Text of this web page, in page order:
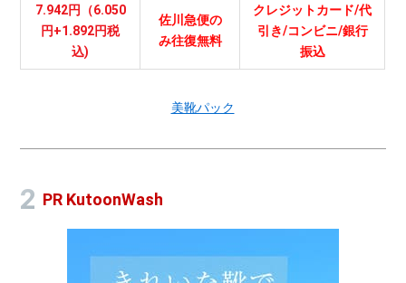
7.942円（6.050
円+1.892円税
込)
佐川急便の
み往復無料
クレジットカード/代
引き/コンビニ/銀行
振込
美靴パック
PR KutoonWash